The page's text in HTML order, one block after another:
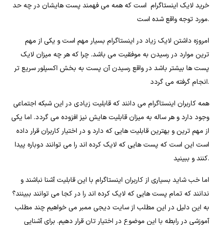
خرید لایک اینستاگرام است که همه می فهمند پست هایشان در چه حد
مورد توجه واقع شده است.
امروزه داشتن لایک زیاد در اینستاگرام بسیار مهم است و یکی از مهم
ترین موارد در رسیدن به موفقیت می باشد. چرا که هر چه میزان لایک
پست ها بیشتر باشد در واقع رسیدن آن پست به بخش اکسپلور سریع تر
انجام گرفته می گردد.
همه کاربران اینستاگرام می دانند که قابلیت زیادی در این شبکه اجتماعی
وجود دارد و هر ساله به میزان قابلیت هایش نیز افزوده می گردد. اما یکی
از مهم ترین و بهترین قابلیت هایی که دارد و در اختیار کاربران قرار داده
است این است که پست هایی که لایک کرده اند را می توانند دوباره پیدا
کنند و ببینید.
اما خب شاید بسیاری از کاربران اینستاگرام با این قابلیت آشنا نباشند و
ندانند که تمام پست هایی که لایک کرده اند را در کجا می توانند ببینند؟
به این دلیل در این مطلب از سایت دیجی ممبر می خواهیم چند مطلب
آموزشی در رابطه با این موضوع در اختیار تان قرار دهیم. برای آشنایی